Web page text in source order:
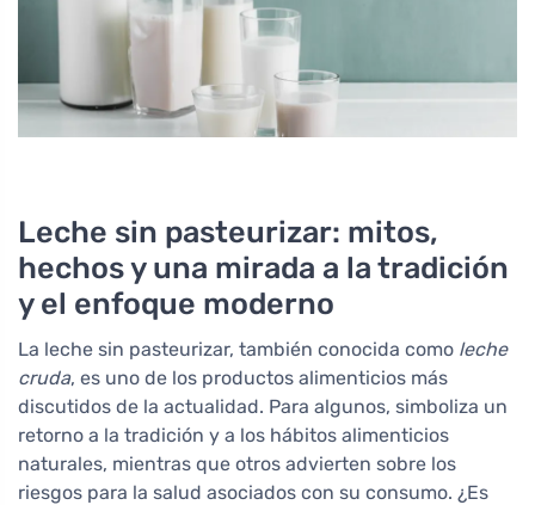
Leche sin pasteurizar: mitos,
hechos y una mirada a la tradición
y el enfoque moderno
La leche sin pasteurizar, también conocida como leche
cruda, es uno de los productos alimenticios más
discutidos de la actualidad. Para algunos, simboliza un
retorno a la tradición y a los hábitos alimenticios
naturales, mientras que otros advierten sobre los
riesgos para la salud asociados con su consumo. ¿Es